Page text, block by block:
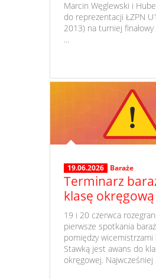
Marcin Węglewski i
do reprezentacji ŁZPN
2013) na turniej
...
19.06.2026 Baraże
Terminarz
klasę okręgową
19 i 20 czerwca
pierwsze spotkania
pomiędzy wicemistrzami
Stawką jest awans do
okręgowej. Najwcześniej